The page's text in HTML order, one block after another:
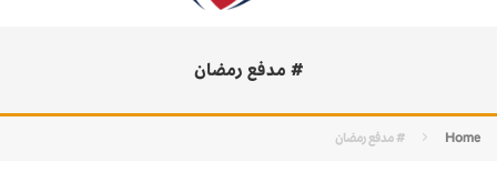
# مدفع رمضان
Home # مدفع رمضان